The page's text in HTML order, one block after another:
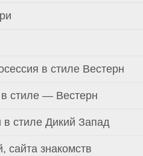
в стиле Вестерн
стиле — Вестерн
стиле Дикий Запад
сайта знакомств